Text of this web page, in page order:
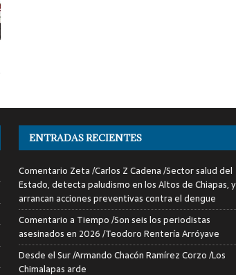
ENTRADAS RECIENTES
Comentario Zeta /Carlos Z Cadena /Sector salud del
Estado, detecta paludismo en los Altos de Chiapas, y
arrancan acciones preventivas contra el dengue
Comentario a Tiempo /Son seis los periodistas
asesinados en 2026 /Teodoro Rentería Arróyave
Desde el Sur /Armando Chacón Ramírez Corzo /Los
Chimalapas arde